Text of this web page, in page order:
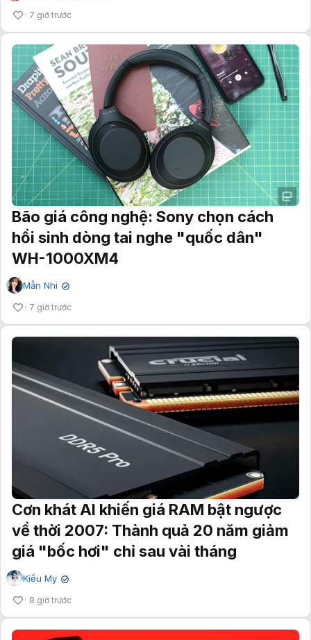
7 giờ trước
Bão giá công nghệ: Sony chọn cách
hồi sinh dòng tai nghe "quốc dân"
WH-1000XM4
Mẫn Nhi ✔
7 giờ trước
Cơn khát AI khiến giá RAM bật ngược
về thời 2007: Thành quả 20 năm giảm
giá "bốc hơi" chỉ sau vài tháng
Kiều My ✔
8 giờ trước